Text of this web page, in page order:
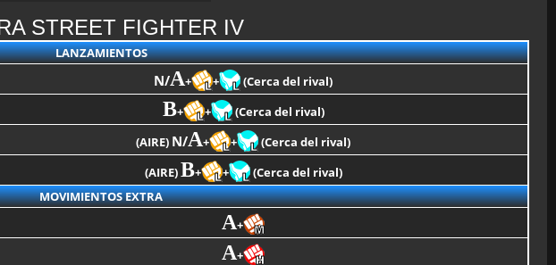
STREET FIGHTER IV
LANZAMIENTOS
N/A+ +
(Cerca del rival)
B+ +
(Cerca del rival)
(AIRE) N/A+ +
(Cerca del rival)
(AIRE)B+ +
(Cerca del rival)
MOVIMIENTOS EXTRA
A+
A+